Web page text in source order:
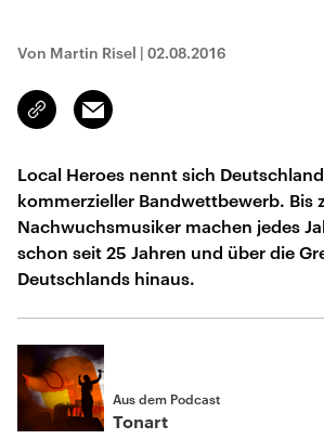
Von Martin Risel | 02.08.2016
Link
kopieren/teilen
Email
Local Heroes nennt sich
kommerzieller Bandwettbewerb. Bis
Nachwuchsmusiker machen jedes
schon seit 25 Jahren und über die
Deutschlands hinaus.
Aus dem Podcast
Tonart